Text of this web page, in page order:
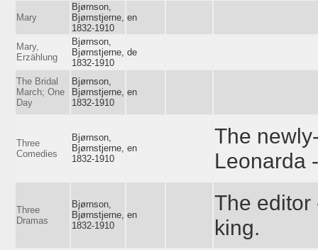
Mary
Bjørnson,
Bjørnstjerne,
1832-1910
en
Mary,
Erzählung
Bjørnson,
Bjørnstjerne,
1832-1910
de
The Bridal
March; One
Day
Bjørnson,
Bjørnstjerne,
1832-1910
en
Three
Comedies
Bjørnson,
Bjørnstjerne,
1832-1910
en
The
Leonarda
Three
Dramas
Bjørnson,
Bjørnstjerne,
1832-1910
en
The editor
king.